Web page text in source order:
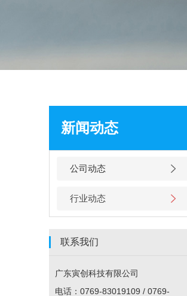
新闻动态
公司动态
行业动态
联系我们
广东寅创科技有限公司
电话：0769-83019109 / 0769-